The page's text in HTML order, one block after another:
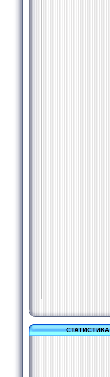
СТАТИСТИКА